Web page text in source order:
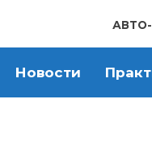
Новости